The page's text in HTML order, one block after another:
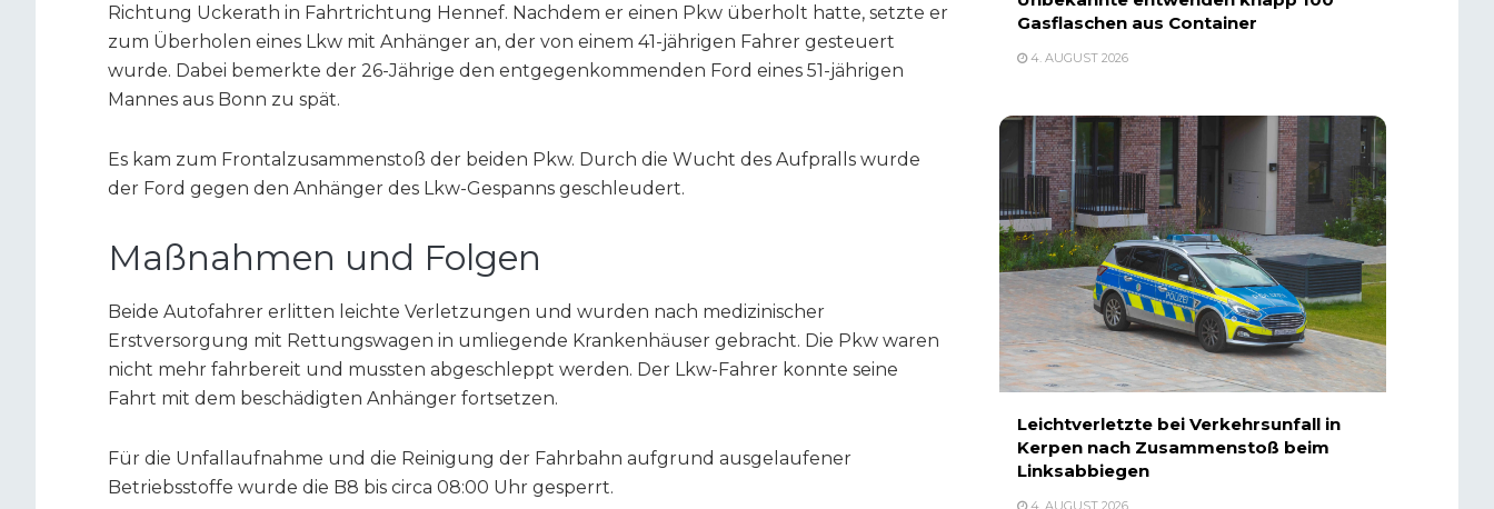
Richtung Uckerath in Fahrtrichtung Hennef. Nachdem er einen Pkw überholt hatte, setzte er
zum Überholen eines Lkw mit Anhänger an, der von einem 41-jährigen Fahrer gesteuert
wurde. Dabei bemerkte der 26-Jährige den entgegenkommenden Ford eines 51-jährigen
Mannes aus Bonn zu spät.
Es kam zum Frontalzusammenstoß der beiden Pkw. Durch die Wucht des Aufpralls wurde
der Ford gegen den Anhänger des Lkw-Gespanns geschleudert.
Maßnahmen und Folgen
Beide Autofahrer erlitten leichte Verletzungen und wurden nach medizinischer
Erstversorgung mit Rettungswagen in umliegende Krankenhäuser gebracht. Die Pkw waren
nicht mehr fahrbereit und mussten abgeschleppt werden. Der Lkw-Fahrer konnte seine
Fahrt mit dem beschädigten Anhänger fortsetzen.
Für die Unfallaufnahme und die Reinigung der Fahrbahn aufgrund ausgelaufener
Betriebsstoffe wurde die B8 bis circa 08:00 Uhr gesperrt.
Gasflaschen aus Container
4. AUGUST 2026
Leichtverletzte bei Verkehrsunfall in
Kerpen nach Zusammenstoß beim
Linksabbiegen
4. AUGUST 2026